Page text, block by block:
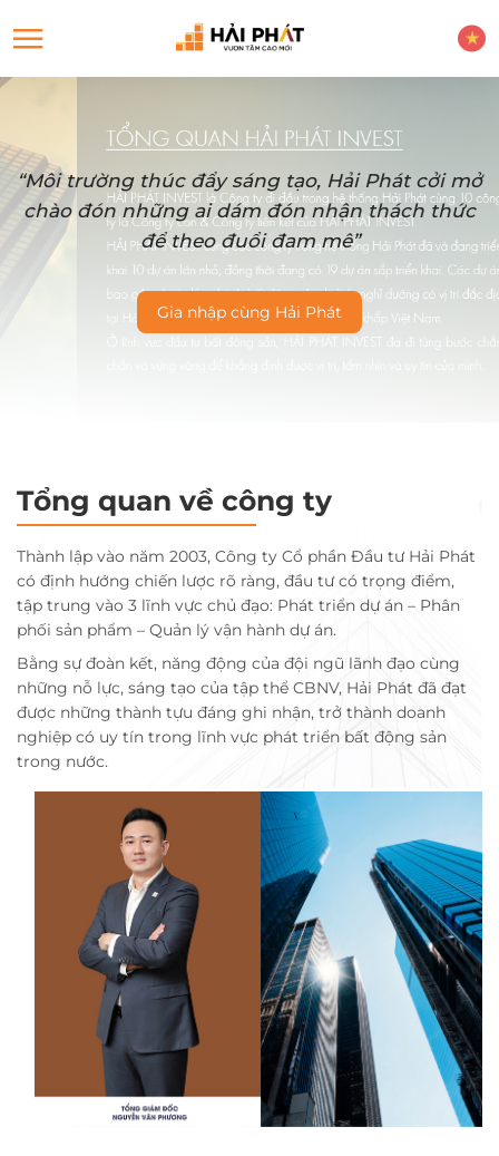
“Môi trường thúc đẩy sáng tạo, Hải Phát cởi mở
chào đón những ai dám đón nhận thách thức
để theo đuổi đam mê”
Gia nhập cùng Hải Phát
Tổng quan về công ty
Thành lập vào năm 2003, Công ty Cổ phần Đầu tư Hải Phát
có định hướng chiến lược rõ ràng, đầu tư có trọng điểm,
tập trung vào 3 lĩnh vực chủ đạo: Phát triển dự án – Phân
phối sản phẩm – Quản lý vận hành dự án.
Bằng sự đoàn kết, năng động của đội ngũ lãnh đạo cùng
những nỗ lực, sáng tạo của tập thể CBNV, Hải Phát đã đạt
được những thành tựu đáng ghi nhận, trở thành doanh
nghiệp có uy tín trong lĩnh vực phát triển bất động sản
trong nước.